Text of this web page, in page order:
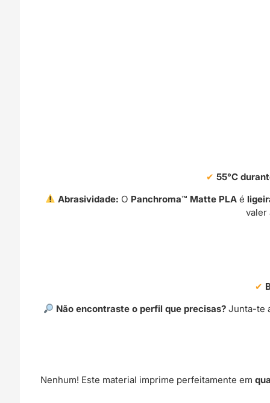
55°C
Abrasividade: O Panchroma™ Matte PLA é
valer
Não encontraste o perfil que precisas? Junta-te
Nenhum! Este material imprime perfeitamente em